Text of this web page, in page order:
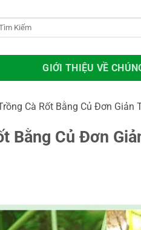
GIỚI THIỆU VỀ
Cà Rốt Bằng Củ Đơn Giản
Bằng Củ Đơn